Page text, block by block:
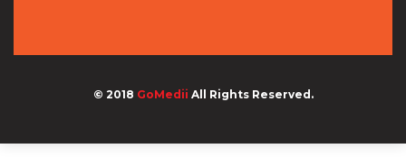
© 2018 GoMedii All Rights Reserved.